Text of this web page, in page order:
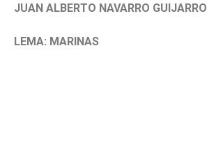
JUAN ALBERTO NAVARRO GUIJARRO
LEMA: MARINAS